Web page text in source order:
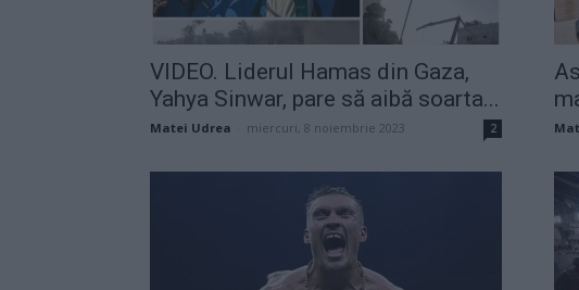
VIDEO. Liderul Hamas din Gaza,
Yahya Sinwar, pare să aibă soarta...
Matei Udrea miercuri, 8 noiembrie 2023 2